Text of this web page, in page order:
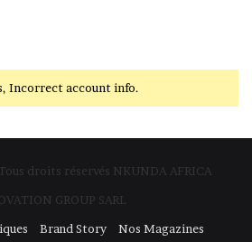
Incorrect account info.
droits réservés NKUNDA AFRICA
GROUP SARL
Brand Story Nos Magazines